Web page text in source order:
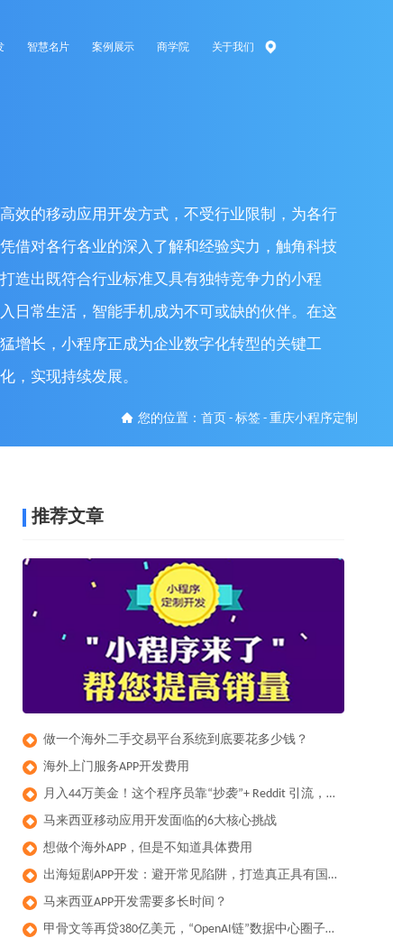
智慧名片 案例展示 商学院 关于我们
效的移动应用开发方式，不受行业限制，为各行
借对各行各业的深入了解和经验实力，触角科技
造出既符合行业标准又具有独特竞争力的小程
日常生活，智能手机成为不可或缺的伙伴。在这
增长，小程序正成为企业数字化转型的关键工
，实现持续发展。
您的位置：首页 -标签 -重庆小程序定制
推荐文章
◆ 做一个海外二手交易平台系统到底要花多少钱？
◆ ​海外上门服务APP开发费用
◆ 月入44万美金！这个程序员靠“抄袭”+ Reddit 引流，做出了全球爆款健身App
◆ 马来西亚移动应用开发面临的6大核心挑战
◆ 想做个海外APP，但是不知道具体费用
◆ 出海短剧APP开发：避开常见陷阱，打造真正具有国际竞争力的产品
◆ 马来西亚APP开发需要多长时间？
◆ 甲骨文等再贷380亿美元，“OpenAI链”数据中心圈子累计负债已达1000亿美元